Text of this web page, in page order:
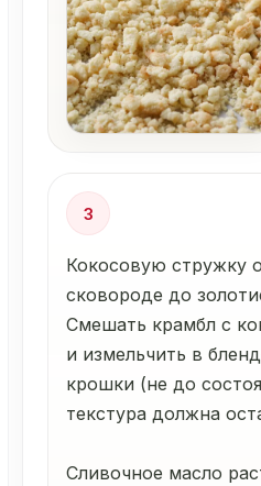
3
Кокосовую стружку
сковороде до
Смешать крамбл с
и измельчить в
крошки (не до
текстура должна
Сливочное масло